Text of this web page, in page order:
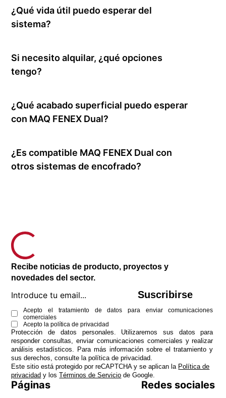
¿Qué vida útil puedo esperar del
sistema?
Si necesito alquilar, ¿qué opciones
tengo?
¿Qué acabado superficial puedo esperar
con MAQ FENEX Dual?
¿Es compatible MAQ FENEX Dual con
otros sistemas de encofrado?
Recibe noticias de producto, proyectos y
novedades del sector.
Suscribirse
Acepto el tratamiento de datos para enviar comunicaciones
comerciales
Acepto lapolítica de privacidad
Protección de datos personales. Utilizaremos sus datos para
responder consultas, enviar comunicaciones comerciales y realizar
análisis estadísticos. Para más información sobre el tratamiento y
sus derechos, consulte lapolítica de privacidad
Este sitio está protegido por reCAPTCHA y se aplican la Política de
privacidad y losTérminos de Servicio de Google.
Páginas Redes sociales